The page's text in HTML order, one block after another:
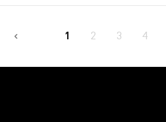
1 2 3 4